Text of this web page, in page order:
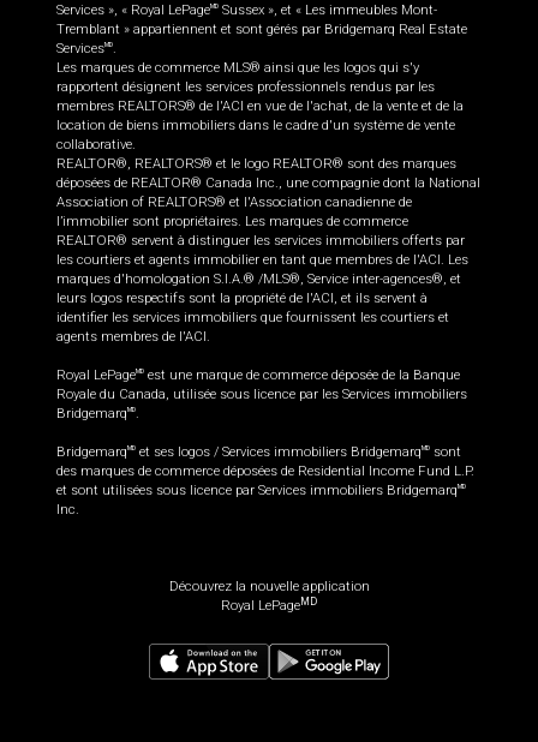
Services », « Royal LePageMD Sussex », et « Les immeubles Mont-
Tremblant » appartiennent et sont gérés par Bridgemarq Real Estate
ServicesMD.
Les marques de commerce MLS® ainsi que les logos qui s'y
rapportent désignent les services professionnels rendus par les
membres REALTORS® de l'ACI en vue de l'achat, de la vente et de la
location de biens immobiliers dans le cadre d'un système de vente
collaborative.
REALTOR®, REALTORS® et le logo REALTOR® sont des marques
déposées de REALTOR® Canada Inc., une compagnie dont la National
Association of REALTORS® et l'Association canadienne de
l’immobilier sont propriétaires. Les marques de commerce
REALTOR® servent à distinguer les services immobiliers offerts par
les courtiers et agents immobilier en tant que membres de l'ACI. Les
marques d'homologation S.I.A.® /MLS®, Service inter-agences®, et
leurs logos respectifs sont la propriété de l'ACI, et ils servent à
identifier les services immobiliers que fournissent les courtiers et
agents membres de l'ACI.
Royal LePageMD est une marque de commerce déposée de la Banque
Royale du Canada, utilisée sous licence par les Services immobiliers
BridgemarqMD.
BridgemarqMD et ses logos / Services immobiliers BridgemarqMD
sont
des marques de commerce déposées de Residential Income Fund L.P.
et sont utilisées sous licence par Services immobiliers BridgemarqMD
Inc.
Découvrez la nouvelle application
Royal LePageMD